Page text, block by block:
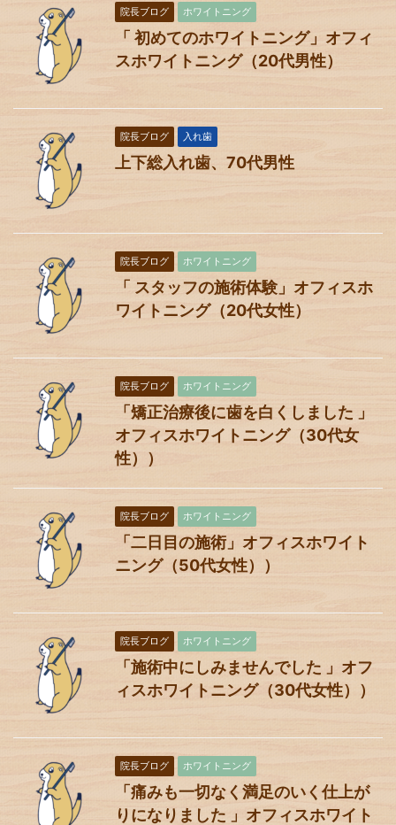
院長ブログ ホワイトニング
「 初めてのホワイトニング」オフィ
スホワイトニング（20代男性）
院長ブログ 入れ歯
上下総入れ歯、70代男性
院長ブログ ホワイトニング
「 スタッフの施術体験」オフィスホ
ワイトニング（20代女性）
院長ブログ ホワイトニング
「矯正治療後に歯を白くしました 」
オフィスホワイトニング（30代女
性））
院長ブログ ホワイトニング
「二日目の施術」オフィスホワイト
ニング（50代女性））
院長ブログ ホワイトニング
「施術中にしみませんでした 」オフ
ィスホワイトニング（30代女性））
院長ブログ ホワイトニング
「痛みも一切なく満足のいく仕上が
りになりました 」オフィスホワイト